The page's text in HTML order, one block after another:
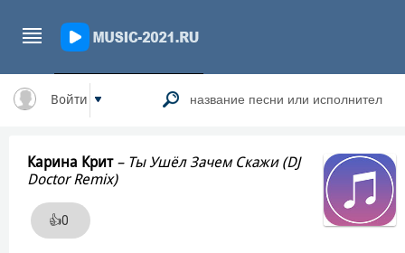
Войти
Карина Крит – Ты Ушёл Зачем Скажи (DJ
Doctor Remix)
👍0